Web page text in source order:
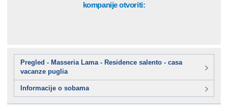
kompanije otvoriti:
Pregled - Masseria Lama - Residence salento - casa
vacanze puglia
Informacije o sobama